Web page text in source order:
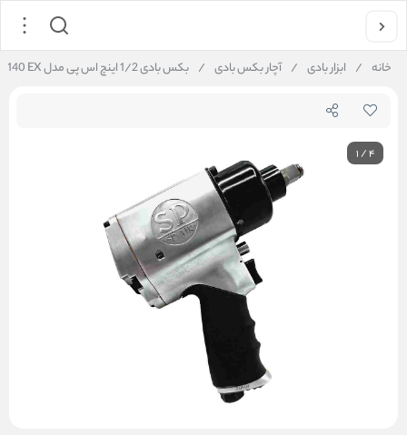
خانه / ابزار بادی / آچار بکس بادی / بکس بادی 1/2 اینچ اس پی مدل SP-1140 EX
1/4